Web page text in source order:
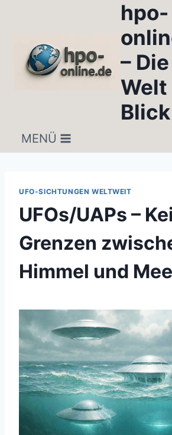
hpo-
– Die
Welt
Blick
MENÜ
UFO-SICHTUNGEN WELTWEIT
UFOs/UAPs –
Grenzen
Himmel und